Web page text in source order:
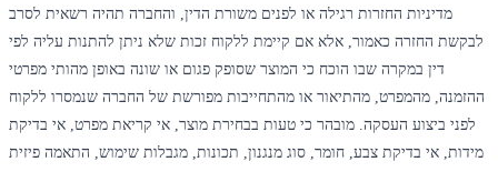
מדיניות החזרות רגילה או לפנים משורת הדין, והחברה תהיה רשאית לסרב
לבקשת החזרה כאמור, אלא אם קיימת ללקוח זכות שלא ניתן להתנות עליה לפי
דין במקרה שבו הוכח כי המוצר שסופק פגום או שונה באופן מהותי מפרטי
ההזמנה, מהמפרט, מהתיאור או מהתחייבות מפורשת של החברה שנמסרו ללקוח
לפני ביצוע העסקה. מובהר כי טעות בבחירת מוצר, אי קריאת מפרט, אי בדיקת
מידות, אי בדיקת צבע, חומר, סוג מנגנון, תכונות, מגבלות שימוש, התאמה פיזית